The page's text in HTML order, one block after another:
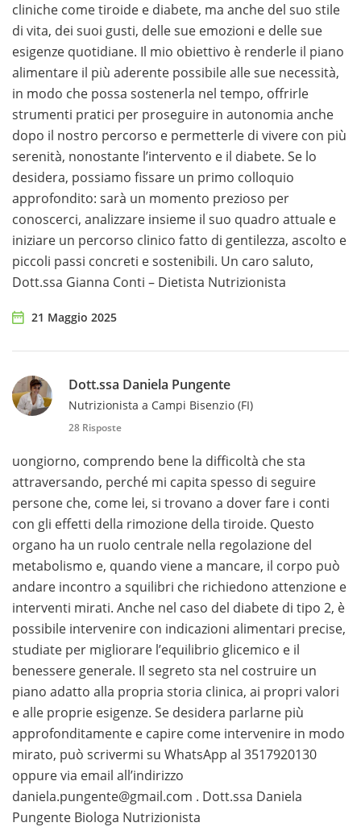
cliniche come tiroide e diabete, ma anche del suo stile
di vita, dei suoi gusti, delle sue emozioni e delle sue
esigenze quotidiane. Il mio obiettivo è renderle il piano
alimentare il più aderente possibile alle sue necessità,
in modo che possa sostenerla nel tempo, offrirle
strumenti pratici per proseguire in autonomia anche
dopo il nostro percorso e permetterle di vivere con più
serenità, nonostante l’intervento e il diabete. Se lo
desidera, possiamo fissare un primo colloquio
approfondito: sarà un momento prezioso per
conoscerci, analizzare insieme il suo quadro attuale e
iniziare un percorso clinico fatto di gentilezza, ascolto e
piccoli passi concreti e sostenibili. Un caro saluto,
Dott.ssa Gianna Conti – Dietista Nutrizionista
21 Maggio 2025
Dott.ssa Daniela Pungente
Nutrizionista a Campi Bisenzio (FI)
28 Risposte
uongiorno, comprendo bene la difficoltà che sta
attraversando, perché mi capita spesso di seguire
persone che, come lei, si trovano a dover fare i conti
con gli effetti della rimozione della tiroide. Questo
organo ha un ruolo centrale nella regolazione del
metabolismo e, quando viene a mancare, il corpo può
andare incontro a squilibri che richiedono attenzione e
interventi mirati. Anche nel caso del diabete di tipo 2, è
possibile intervenire con indicazioni alimentari precise,
studiate per migliorare l’equilibrio glicemico e il
benessere generale. Il segreto sta nel costruire un
piano adatto alla propria storia clinica, ai propri valori
e alle proprie esigenze. Se desidera parlarne più
approfonditamente e capire come intervenire in modo
mirato, può scrivermi su WhatsApp al 3517920130
oppure via email all’indirizzo
daniela.pungente@gmail.com . Dott.ssa Daniela
Pungente Biologa Nutrizionista